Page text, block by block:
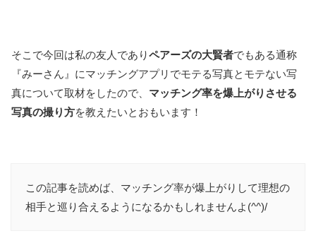
そこで今回は私の友人でありペアーズの大賢者でもある通称
『みーさん』にマッチングアプリでモテる写真とモテない写
真について取材をしたので、 マッチング率を爆上がりさせる
写真の撮り方を教えたいとおもいます！
この記事を読めば、マッチング率が爆上がりして理想の
相手と巡り合えるようになるかもしれませんよ(^^)/